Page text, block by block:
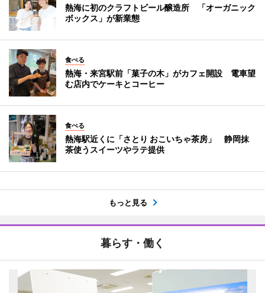
熱海に初のクラフトビール醸造所 「オーガニック
ボックス」が新業態
食べる
熱海・来宮駅前「菓子の木」がカフェ開設 電車望
む店内でケーキとコーヒー
食べる
熱海駅近くに「さとり おこいちゃ茶房」 静岡抹
茶使うスイーツやラテ提供
もっと見る
暮らす・働く